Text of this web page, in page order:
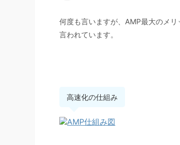
何度も言いますが、AMP最大のメリ
言われています。
高速化の仕組み